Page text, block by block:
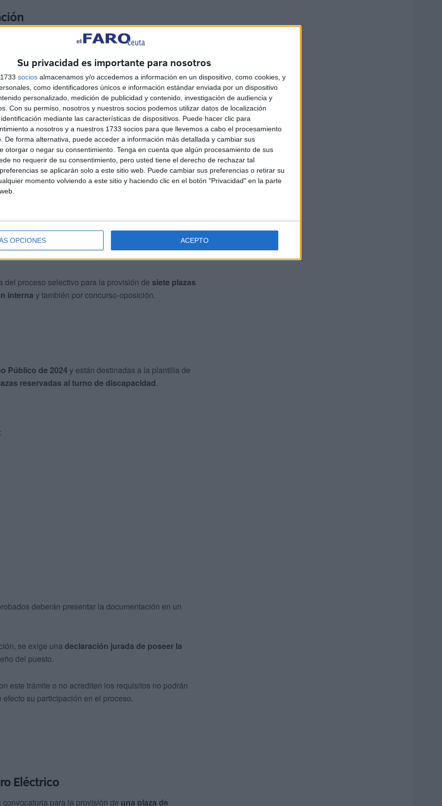
Su privacidad es importante para nosotros
socios almacenamos y/o accedemos a información en un dispositivo, como cookies, y
como identificadores únicos e información estándar enviada por un dispositivo
personalizado, medición de publicidad y contenido, investigación de audiencia y
Con su permiso, nosotros y nuestros socios podemos utilizar datos de localización
mediante las características de dispositivos. Puede hacer clic para
a nosotros y a nuestros 1733 socios para que llevemos a cabo el procesamiento
De forma alternativa, puede acceder a información más detallada y cambiar sus
otorgar o negar su consentimiento. Tenga en cuenta que algún procesamiento de sus
no requerir de su consentimiento, pero usted tiene el derecho de rechazar tal
se aplicarán solo a este sitio web. Puede cambiar sus preferencias o retirar su
momento volviendo a este sitio y haciendo clic en el botón "Privacidad" en la parte
OPCIONES ACEPTO
el aspirante aprobado dispone de un
documentación requerida ante la Dirección General
Administración Pública
funcional
documentación, salvo causa justificada, o la falta de
tres de ellos por cupo de
proceso selectivo para la provisión de siete plazas
interna y también por concurso-oposición.
Público de 2024 y están destinadas a la plantilla de
reservadas al turno de discapacidad.
deberán presentar la documentación en un
se exige una declaración jurada de poseer la
del puesto.
este trámite o no acrediten los requisitos no podrán
efecto su participación en el proceso.
Eléctrico
para la provisión de una plaza de